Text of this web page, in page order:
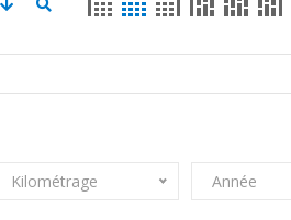
Kilométrage Année